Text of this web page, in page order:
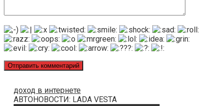
доход в интернете
АВТОНОВОСТИ: LADA VESTA